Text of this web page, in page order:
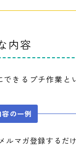
内容
できるプチ作業と
の一例
ルマガ登録するだけ